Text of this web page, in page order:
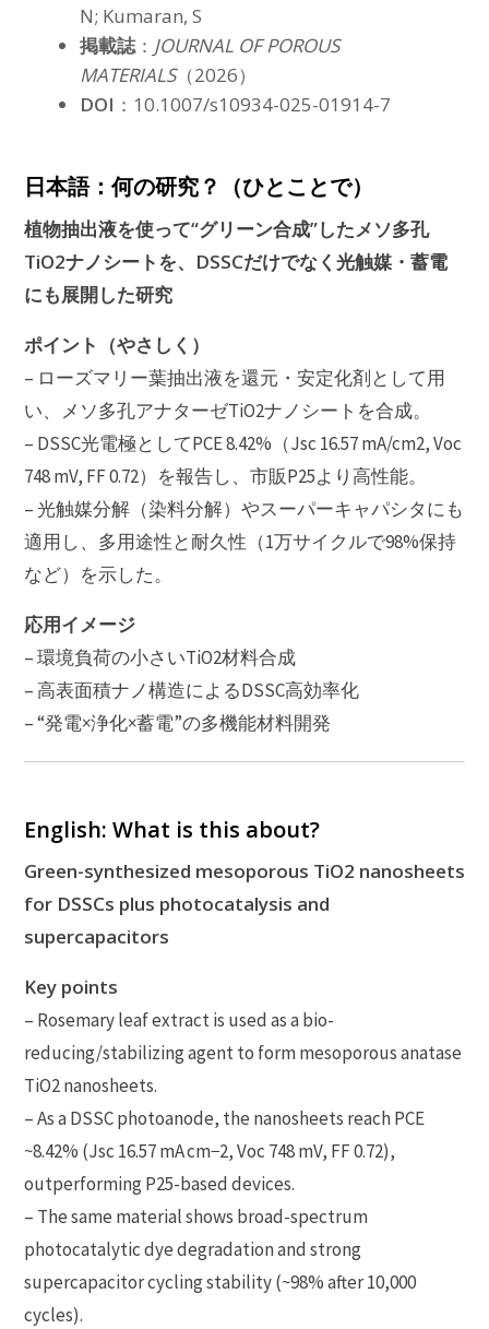
N; Kumaran, S
掲載誌： JOURNAL OF POROUS
MATERIALS（2026）
DOI ：10.1007/s10934-025-01914-7
日本語：何の研究？（ひとことで）
植物抽出液を使って“グリーン合成”したメソ多孔
TiO2ナノシートを、DSSCだけでなく光触媒・蓄電
にも展開した研究
ポイント（やさしく）
– ローズマリー葉抽出液を還元・安定化剤として用
い、メソ多孔アナターゼTiO2ナノシートを合成。
– DSSC光電極としてPCE 8.42%（Jsc 16.57 mA/cm2, Voc
748 mV, FF 0.72）を報告し、市販P25より高性能。
– 光触媒分解（染料分解）やスーパーキャパシタにも
適用し、多用途性と耐久性（1万サイクルで98%保持
など）を示した。
応用イメージ
– 環境負荷の小さいTiO2材料合成
– 高表面積ナノ構造によるDSSC高効率化
– “発電×浄化×蓄電”の多機能材料開発
English: What is this about?
Green-synthesized mesoporous TiO2 nanosheets
for DSSCs plus photocatalysis and
supercapacitors
Key points
– Rosemary leaf extract is used as a bio-
reducing/stabilizing agent to form mesoporous anatase
TiO2 nanosheets.
– As a DSSC photoanode, the nanosheets reach PCE
~8.42% (Jsc 16.57 mA cm−2, Voc 748 mV, FF 0.72),
outperforming P25-based devices.
– The same material shows broad-spectrum
photocatalytic dye degradation and strong
supercapacitor cycling stability (~98% after 10,000
cycles).